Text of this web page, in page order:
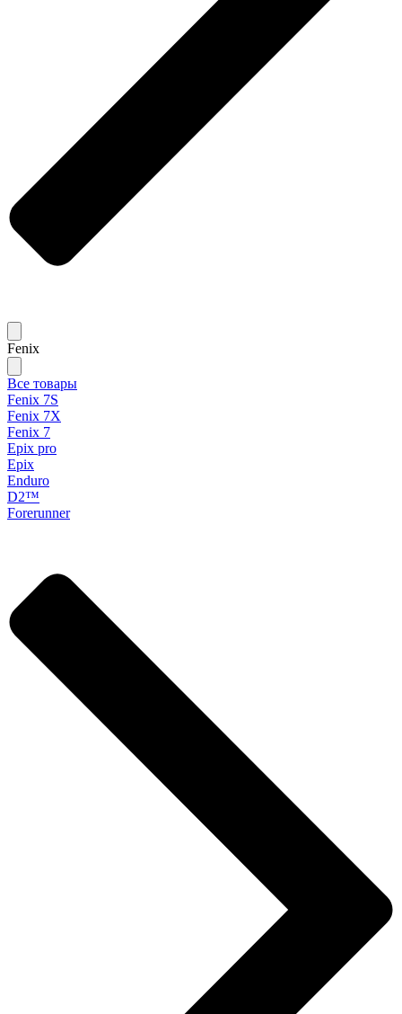
Fenix
Все товары
Fenix 7S
Fenix 7X
Fenix 7
Epix pro
Epix
Enduro
D2™
Forerunner